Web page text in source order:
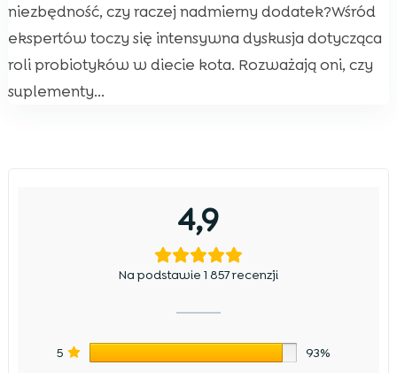
niezbędność, czy raczej nadmierny dodatek?Wśród
ekspertów toczy się intensywna dyskusja dotycząca
roli probiotyków w diecie kota. Rozważają oni, czy
suplementy...
4,9
Na podstawie 1 857 recenzji
5 93%